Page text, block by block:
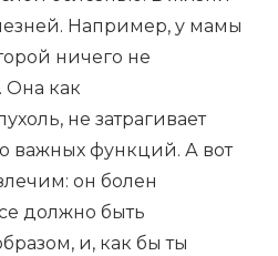
Например, у мамы
ничего не
Она как
не затрагивает
важных функций. А вот
он болен
должно быть
и, как бы ты